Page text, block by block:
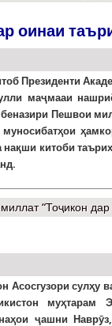
оинаи
Президенти
маҷмааи
Пешвои
китоби
“Тоҷикон
Асосгузори сулҳу
ҷашни